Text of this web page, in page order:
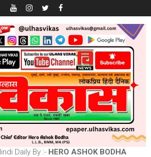
Daily By :- HERO ASHOK BODHA